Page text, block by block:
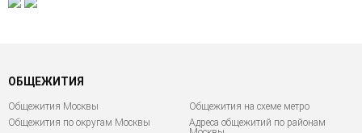
ОБЩЕЖИТИЯ
Общежития Москвы
Общежития на схеме метро
Общежития по округам Москвы
Адреса общежитий по районам